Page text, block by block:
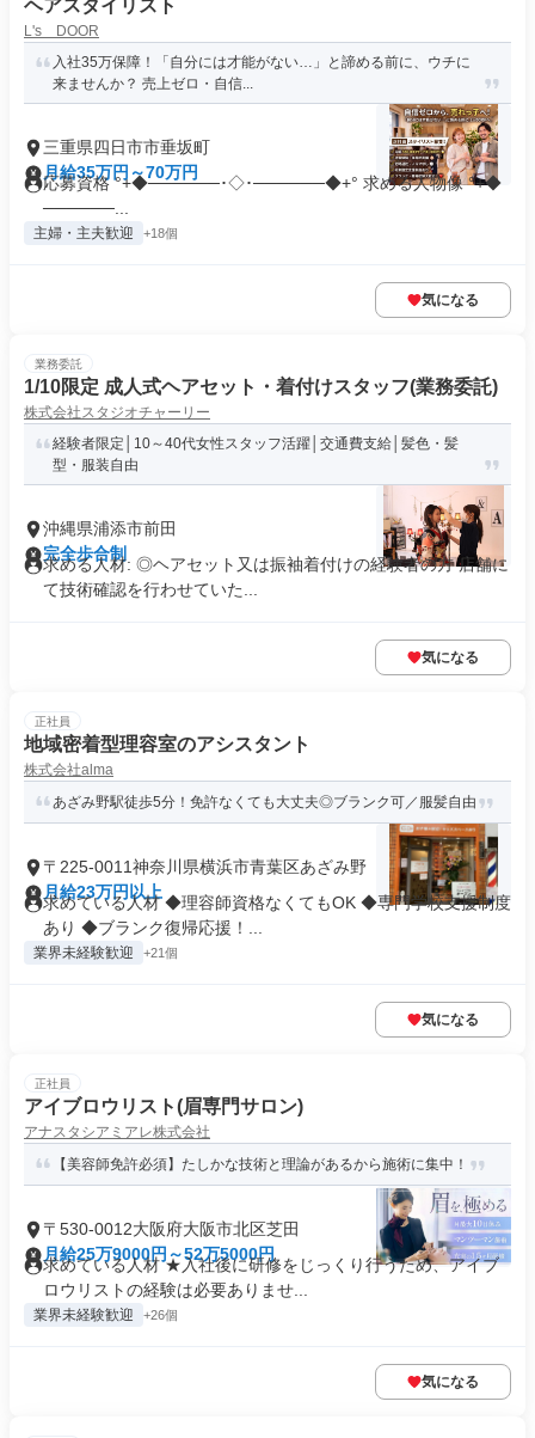
ヘアスタイリスト
L's DOOR
入社35万保障！「自分には才能がない…」と諦める前に、ウチに
来ませんか？ 売上ゼロ・自信...
三重県四日市市垂坂町
月給35万円～70万円
応募資格 °+◆──────･◇･──────◆+° 求める人物像 °+◆
──────...
主婦・主夫歓迎 +18個
気になる
業務委託
1/10限定 成人式ヘアセット・着付けスタッフ(業務委託)
株式会社スタジオチャーリー
経験者限定│10～40代女性スタッフ活躍│交通費支給│髪色・髪
型・服装自由
沖縄県浦添市前田
完全歩合制
求める人材: ◎ヘアセット又は振袖着付けの経験者の方 店舗に
て技術確認を行わせていた...
気になる
正社員
地域密着型理容室のアシスタント
株式会社alma
あざみ野駅徒歩5分！免許なくても大丈夫◎ブランク可／服髪自由
〒225-0011神奈川県横浜市青葉区あざみ野
月給23万円以上
求めている人材 ◆理容師資格なくてもOK ◆専門学校支援制度
あり ◆ブランク復帰応援！...
業界未経験歓迎 +21個
気になる
正社員
アイブロウリスト(眉専門サロン)
アナスタシアミアレ株式会社
【美容師免許必須】たしかな技術と理論があるから施術に集中！
〒530-0012大阪府大阪市北区芝田
月給25万9000円～52万5000円
求めている人材 ★入社後に研修をじっくり行うため、アイブ
ロウリストの経験は必要ありませ...
業界未経験歓迎 +26個
気になる